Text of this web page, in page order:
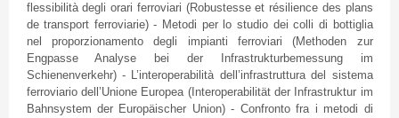
flessibilitàdegli orari ferroviari (Robustesseet résilience des plans
de transport ferroviarie) - Metodi per lo studio dei colli di bottiglia
nel
proporzionamento degli impianti ferroviari (Methoden
zur
Engpasse
Analyse bei der Infrastrukturbemessung
im
Schienenverkehr) - L’interoperabilità dell’infrastrutturadel sistema
ferroviario dell’Unione Europea(Interoperabilität der Infrastruktur im
Bahnsystem der Europäischer Union) - Confronto frai metodi di